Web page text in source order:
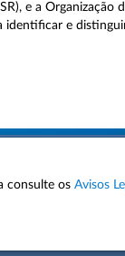
e a Organização
identificar e
POLÍTICA DE
consulte os Avisos